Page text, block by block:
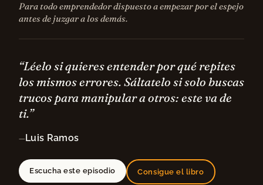
Para todo emprendedor dispuesto a empezar por el espejo
antes de juzgar a los demás.
“Léelo si quieres entender por qué repites
los mismos errores. Sáltatelo si solo buscas
trucos para manipular a otros: este va de
ti.”
— Luis Ramos
Escucha este episodio Consigue el libro